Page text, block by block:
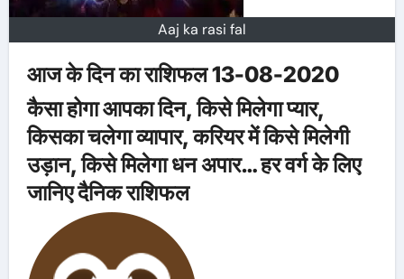
Aaj ka rasi fal
आज के दिन का राशिफल 13-08-2020
कैसा होगा आपका दिन, किसे मिलेगा प्यार,
किसका चलेगा व्यापार, करियर में किसे मिलेगी
उड़ान, किसे मिलेगा धन अपार… हर वर्ग के लिए
जानिए दैनिक राशिफल